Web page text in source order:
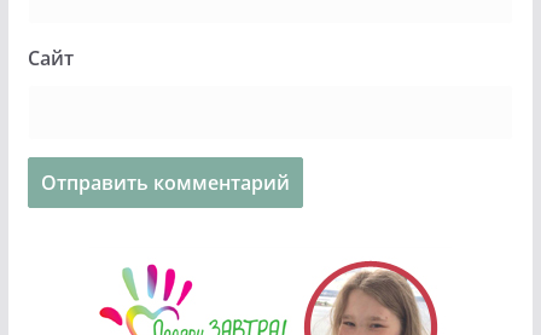
Сайт